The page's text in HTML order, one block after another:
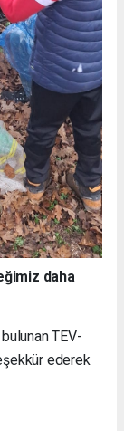
daha
TEV-
ederek